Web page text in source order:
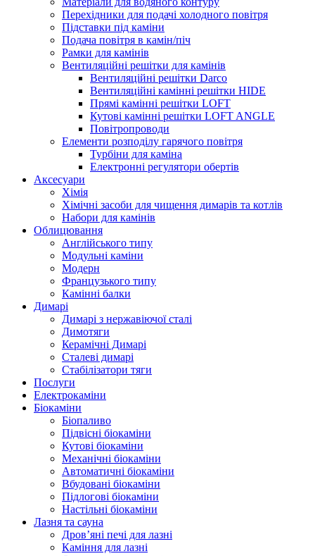
Перехідники для подачі холодного повітря
Підставки під каміни
Подача повітря в камін/піч
Рамки для камінів
Вентиляційні решітки для камінів
Вентиляційні решітки Darco
Вентиляційні камінні решітки HIDE
Прямі камінні решітки LOFT
Кутові камінні решітки LOFT ANGLE
Повітропроводи
Елементи розподілу гарячого повітря
Турбіни для каміна
Електронні регулятори обертів
Аксесуари
Хімія
Хімічні засоби для чищення димарів та котлів
Набори для камінів
Облицювання
Англійського типу
Модульні каміни
Модерн
Французького типу
Камінні балки
Димарі
Димарі з нержавіючої сталі
Димотяги
Керамічні Димарі
Сталеві димарі
Стабілізатори тяги
Послуги
Електрокаміни
Біокаміни
Біопаливо
Підвісні біокаміни
Кутові біокаміни
Механічні біокаміни
Автоматичні біокаміни
Вбудовані біокаміни
Підлогові біокаміни
Настільні біокаміни
Лазня та сауна
Дров’яні печі для лазні
Каміння для лазні